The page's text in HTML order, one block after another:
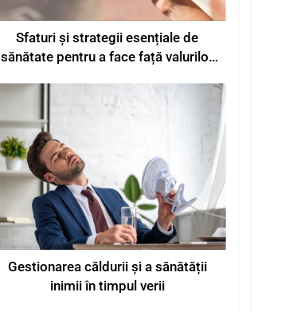
Sfaturi și strategii esențiale de
sănătate pentru a face față valurilor
Gestionarea căldurii și a sănătății
inimii în timpul verii